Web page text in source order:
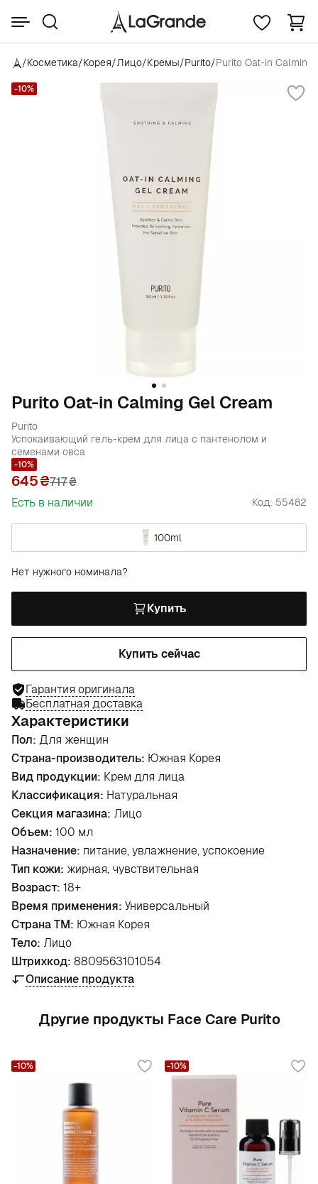
/Косметика/Корея/Лицо/Кремы/Purito/Purito Oat-in Calming
-10%
Purito Oat-in Calming Gel Cream
Purito
Успокаивающий гель-крем для лица с пантенолом и
семенами овса
-10%
645 717₴
Есть в наличии
Код: 55482
100ml
Нет нужного номинала?
Купить
Купить сейчас
Гарантия оригинала
Бесплатная доставка
Характеристики
Пол: Для женщин
Страна-производитель: Южная Корея
Вид продукции: Крем для лица
Классификация: Натуральная
Секция магазина: Лицо
Объем: 100 мл
Назначение: питание, увлажнение, успокоение
Тип кожи: жирная, чувствительная
Возраст: 18+
Время применения: Универсальный
Страна ТМ: Южная Корея
Тело: Лицо
Штрихкод: 8809563101054
Описание продукта
Другие продукты Face Care Purito
-10% -10%